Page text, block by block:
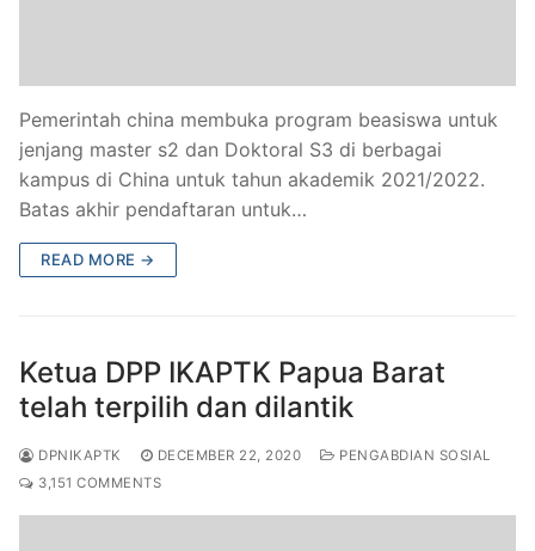
Pemerintah china membuka program beasiswa untuk
jenjang master s2 dan Doktoral S3 di berbagai
kampus di China untuk tahun akademik 2021/2022.
Batas akhir pendaftaran untuk…
READ MORE →
Ketua DPP IKAPTK Papua Barat
telah terpilih dan dilantik
DPNIKAPTK DECEMBER 22, 2020
PENGABDIAN SOSIAL
3,151 COMMENTS